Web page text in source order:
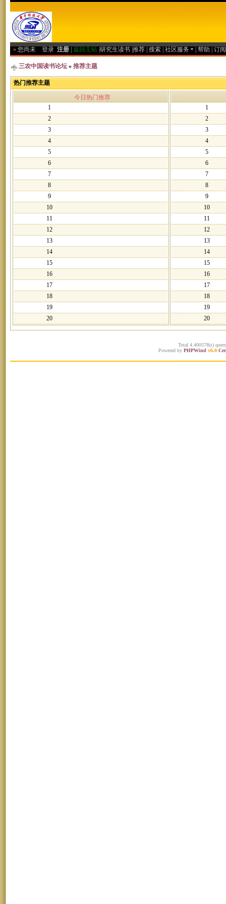
» 您尚未 登录 注册 返回主站 研究生读书 推荐 搜索 社区服务 帮助 订
三农中国读书论坛 » 推荐主题
热门推荐主题
今日热门推荐
1
2
3
4
5
6
7
8
9
10
11
12
13
14
15
16
17
18
19
20
1
2
3
4
5
6
7
8
9
10
11
12
13
14
15
16
17
18
19
20
Total 4.400578(s)
Powered by PHPWind v6.0